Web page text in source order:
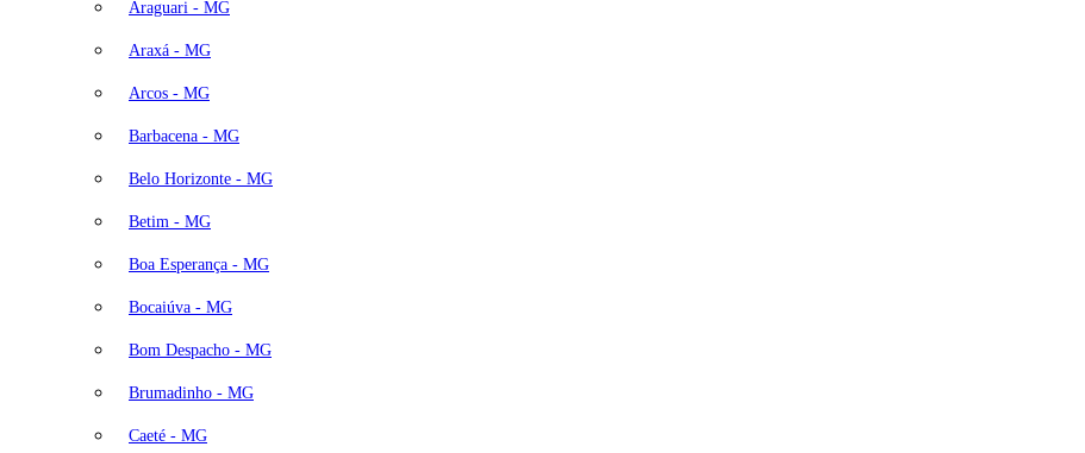
Araguari - MG
Araxá - MG
Arcos - MG
Barbacena - MG
Belo Horizonte - MG
Betim - MG
Boa Esperança - MG
Bocaiúva - MG
Bom Despacho - MG
Brumadinho - MG
Caeté - MG